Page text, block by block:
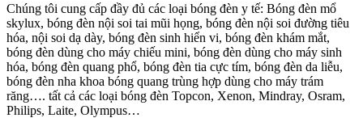
Chúng tôi cung cấp đầy đủ các loại bóng đèn y tế: Bóng đèn mổ
skylux, bóng đèn nội soi tai mũi họng, bóng đèn nội soi đường tiêu
hóa, nội soi dạ dày, bóng đèn sinh hiển vi, bóng đèn khám mắt,
bóng đèn dùng cho máy chiếu mini, bóng đèn dùng cho máy sinh
hóa, bóng đèn quang phổ, bóng đèn tia cực tím, bóng đèn da liễu,
bóng đèn nha khoa bóng quang trùng hợp dùng cho máy trám
răng…. tất cả các loại bóng đèn Topcon, Xenon, Mindray, Osram,
Philips, Laite, Olympus…